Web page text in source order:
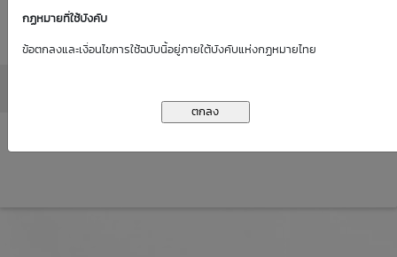
กฏหมายที่ใช้บังคับ
ข้อตกลงและเงื่อนไขการใช้ฉบับนี้อยู่ภายใต้บังคับแห่งกฏหมายไทย
Intrinsic Value
(THB)